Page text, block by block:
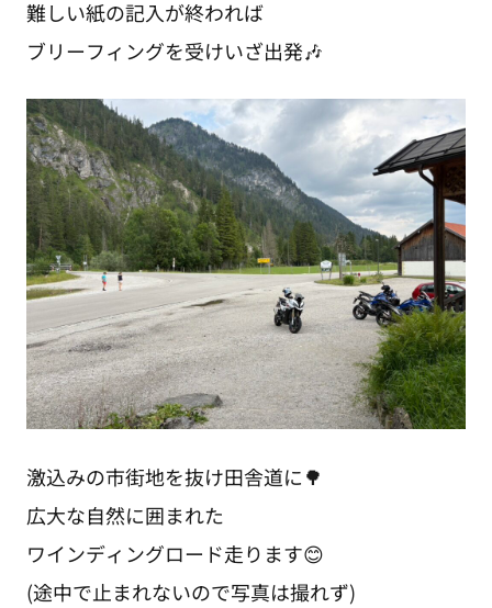
難しい紙の記入が終われば
ブリーフィングを受けいざ出発🎶
激込みの市街地を抜け田舎道に🌳
広大な自然に囲まれた
ワインディングロード走ります😊
(途中で止まれないので写真は撮れず)